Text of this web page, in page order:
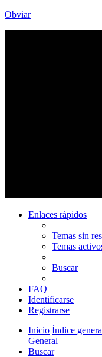
Obviar
Enlaces rápidos
Temas sin
Temas
Buscar
FAQ
Identificarse
Registrarse
Inicio Índice
General
Buscar